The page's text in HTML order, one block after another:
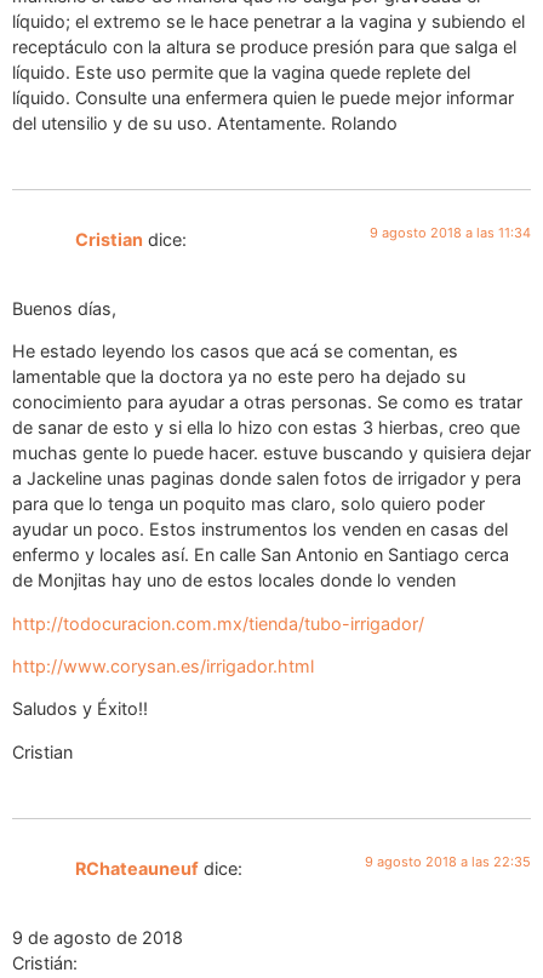
líquido; el extremo se le hace penetrar a la vagina y subiendo el
receptáculo con la altura se produce presión para que salga el
líquido. Este uso permite que la vagina quede replete del
líquido. Consulte una enfermera quien le puede mejor informar
del utensilio y de su uso. Atentamente. Rolando
Cristian dice: 9 agosto 2018 a las 11:34
Buenos días,
He estado leyendo los casos que acá se comentan, es
lamentable que la doctora ya no este pero ha dejado su
conocimiento para ayudar a otras personas. Se como es tratar
de sanar de esto y si ella lo hizo con estas 3 hierbas, creo que
muchas gente lo puede hacer. estuve buscando y quisiera dejar
a Jackeline unas paginas donde salen fotos de irrigador y pera
para que lo tenga un poquito mas claro, solo quiero poder
ayudar un poco. Estos instrumentos los venden en casas del
enfermo y locales así. En calle San Antonio en Santiago cerca
de Monjitas hay uno de estos locales donde lo venden
http://todocuracion.com.mx/tienda/tubo-irrigador/
http://www.corysan.es/irrigador.html
Saludos y Éxito!!
Cristian
RChateauneuf dice: 9 agosto 2018 a las 22:35
9 de agosto de 2018
Cristián: